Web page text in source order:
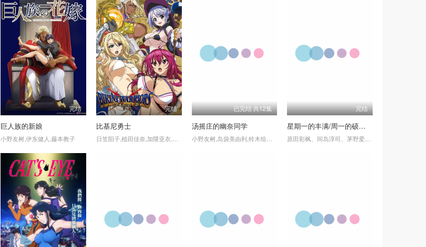
完结
巨人族的新娘
小野友树,伊东健人,藤本教子
完结
比基尼勇士
日笠阳子,植田佳奈,加隈亚衣,高桥智秋,武内骏辅,伊藤静,沼仓爱美
已完结 共12集
汤摇庄的幽奈同学
小野友树,岛袋美由利,铃木绘理,高桥李依,加隈亚衣,小仓唯,原田彩枫,春野杏,小松未可子,日笠阳子
完结
星期一的丰满/周一的硕果 第二季
原田彩枫、间岛淳司、茅野爱衣、内匠靖明、津田美波、相马康一